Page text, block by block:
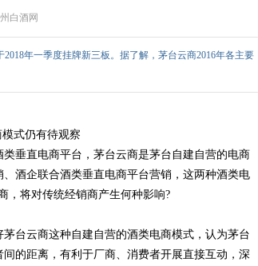
白酒网
年一季度挂牌新三板。据了解，茅台云商2016年各主要
式仍有待观察
垂直电商平台，茅台云商是茅台自建自营的电商
酒企联合酒类垂直电商平台营销，这两种酒类电
，将对传统经销商产生何种影响?
台云商这种自建自营的酒类电商模式，认为茅台
的距离，有利于厂商、消费者开展直接互动，深